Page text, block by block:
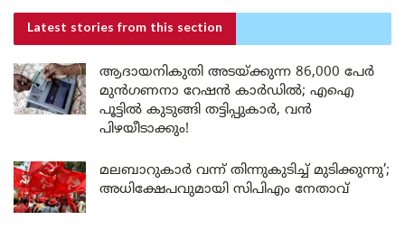
Latest stories from this section
ആദായനികുതി അടയ്ക്കുന്ന 86,000 പേർ
മുൻഗണനാ റേഷൻ കാർഡിൽ; എഐ
പൂട്ടിൽ കുടുങ്ങി തട്ടിപ്പുകാർ, വൻ
പിഴയീടാക്കും!
മലബാറുകാർ വന്ന് തിന്നുകുടിച്ച് മുടിക്കുന്നു’;
അധിക്ഷേപവുമായി സിപിഎം നേതാവ്